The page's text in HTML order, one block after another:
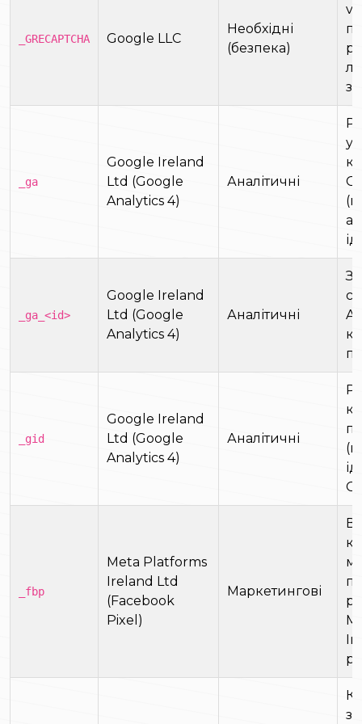
_GRECAPTCHA Google LLC
Необхідні
(безпека)
_ga
Google Ireland
Ltd (Google
Analytics 4)
Аналітичні
_ga_<id>
Google Ireland
Ltd (Google
Analytics 4)
Аналітичні
_gid
Google Ireland
Ltd (Google
Analytics 4)
Аналітичні
_fbp
Meta Platforms
Ireland Ltd
(Facebook
Pixel)
Маркетингові